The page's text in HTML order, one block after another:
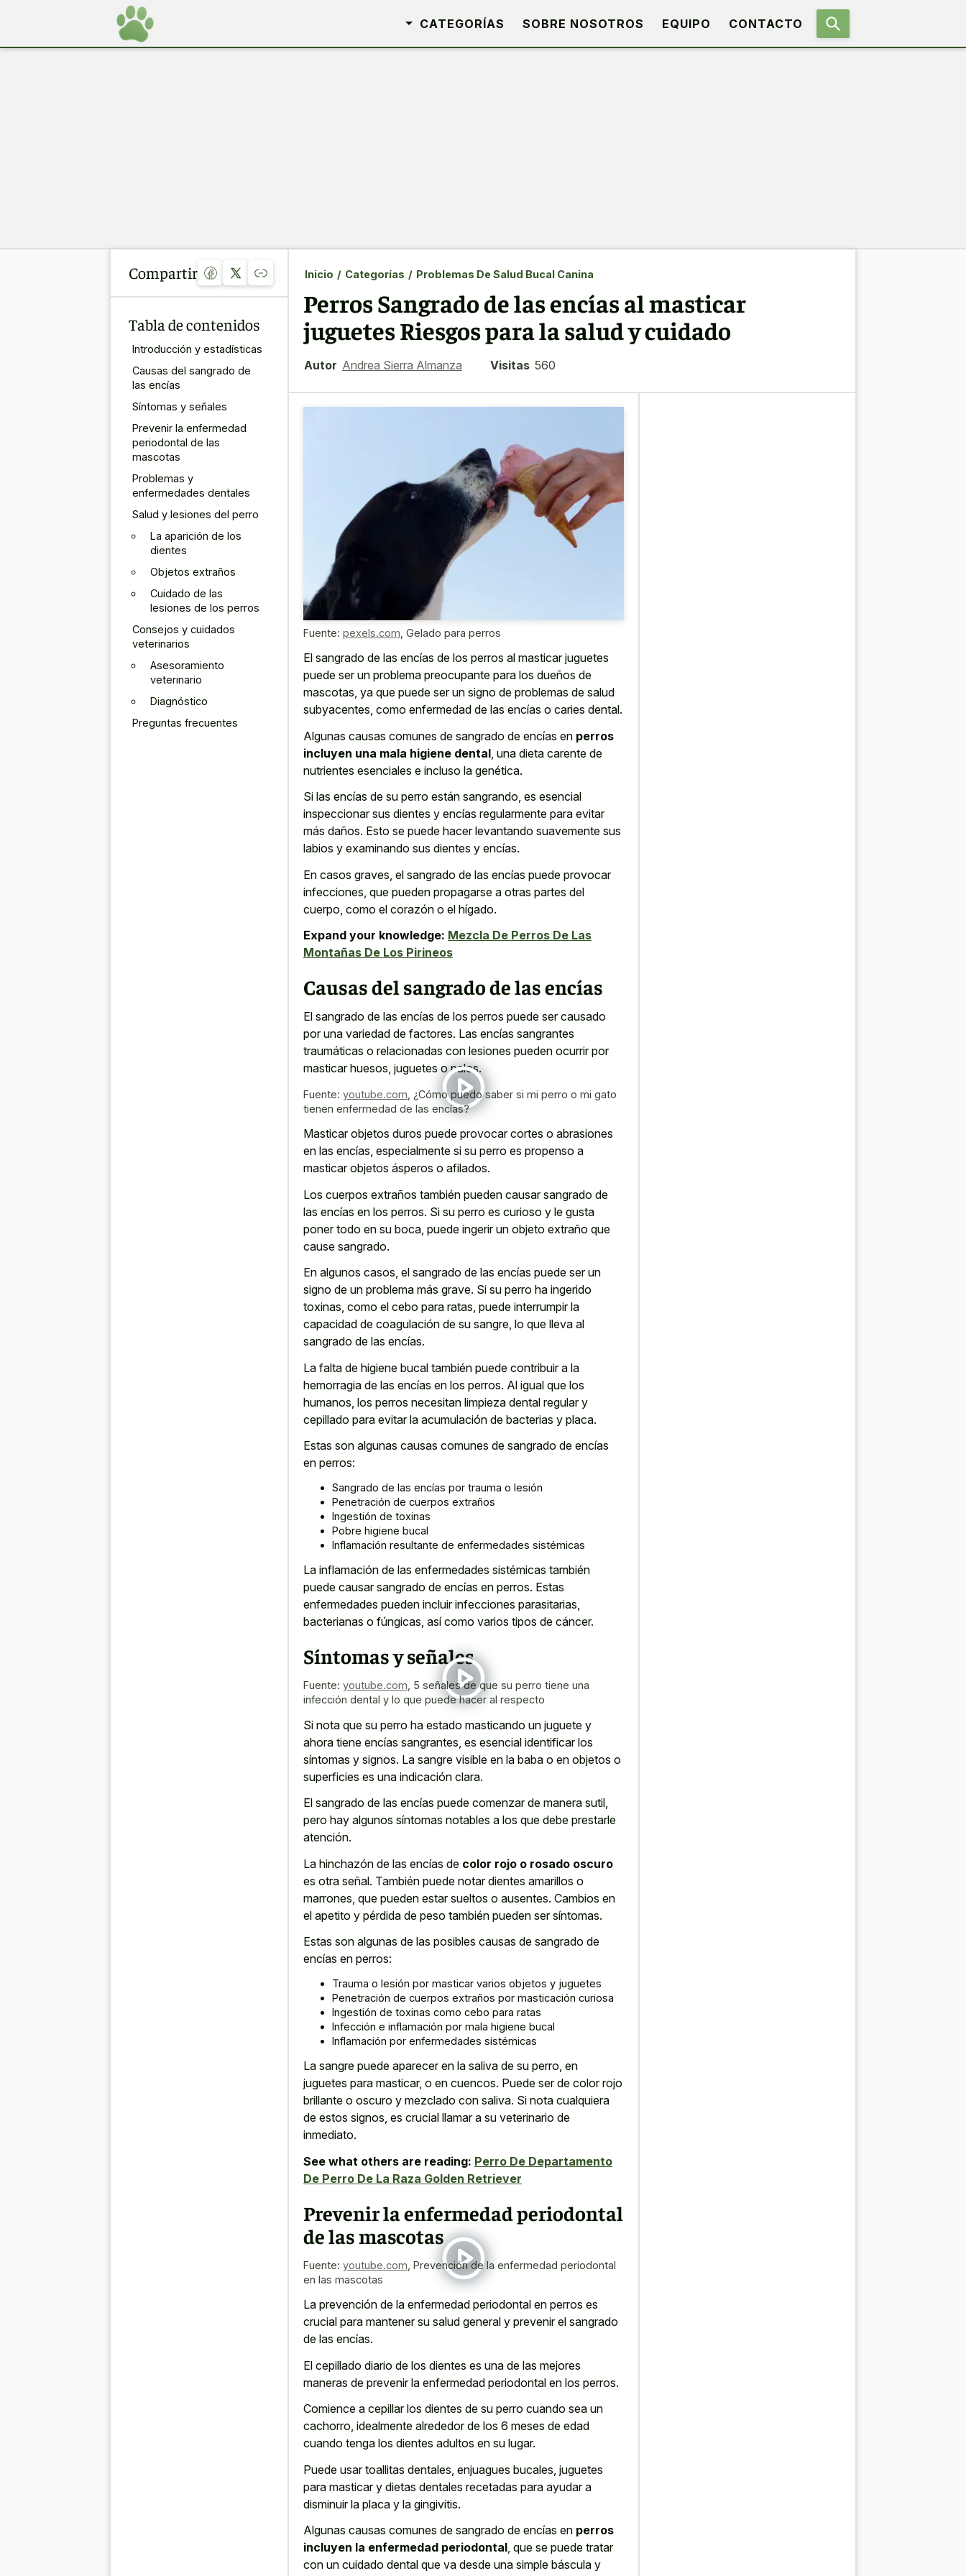
CATEGORÍAS SOBRE NOSOTROS EQUIPO CONTACTO
Compartir
Tabla de contenidos
Introducción y estadísticas
Causas del sangrado de
las encías
Síntomas y señales
Prevenir la enfermedad
periodontal de las
mascotas
Problemas y
enfermedades dentales
Salud y lesiones del perro
La aparición de los
dientes
Objetos extraños
Cuidado de las
lesiones de los perros
Consejos y cuidados
veterinarios
Asesoramiento
veterinario
Diagnóstico
Preguntas frecuentes
Inicio / Categorías / Problemas De Salud Bucal Canina
Perros Sangrado de las encías al masticar
juguetes Riesgos para la salud y cuidado
Autor Andrea Sierra Almanza Visitas 560
Fuente: pexels.com Gelado para perros
El sangrado de las encías de los perros al masticar juguetes
puede ser un problema preocupante para los dueños de
mascotas, ya que puede ser un signo de problemas de salud
subyacentes, como enfermedad de las encías o caries dental.
Algunas causas comunes de sangrado de encías en perros
incluyen una mala higiene dental , una dieta carente de
nutrientes esenciales e incluso la genética.
Si las encías de su perro están sangrando, es esencial
inspeccionar sus dientes y encías regularmente para evitar
más daños. Esto se puede hacer levantando suavemente sus
labios y examinando sus dientes y encías.
En casos graves, el sangrado de las encías puede provocar
infecciones, que pueden propagarse a otras partes del
cuerpo, como el corazón o el hígado.
Expand your knowledge: Mezcla De Perros De Las
Montañas De Los Pirineos
Causas del sangrado de las encías
El sangrado de las encías de los perros puede ser causado
por una variedad de factores. Las encías sangrantes
traumáticas o relacionadas con lesiones pueden ocurrir por
masticar huesos, juguetes o palos.
Fuente: youtube.com ¿Cómo puedo saber si mi perro o mi gato
tienen enfermedad de las encías?
Masticar objetos duros puede provocar cortes o abrasiones
en las encías, especialmente si su perro es propenso a
masticar objetos ásperos o afilados.
Los cuerpos extraños también pueden causar sangrado de
las encías en los perros. Si su perro es curioso y le gusta
poner todo en su boca, puede ingerir un objeto extraño que
cause sangrado.
En algunos casos, el sangrado de las encías puede ser un
signo de un problema más grave. Si su perro ha ingerido
toxinas, como el cebo para ratas, puede interrumpir la
capacidad de coagulación de su sangre, lo que lleva al
sangrado de las encías.
La falta de higiene bucal también puede contribuir a la
hemorragia de las encías en los perros. Al igual que los
humanos, los perros necesitan limpieza dental regular y
cepillado para evitar la acumulación de bacterias y placa.
Estas son algunas causas comunes de sangrado de encías
en perros:
Sangrado de las encías por trauma o lesión
Penetración de cuerpos extraños
Ingestión de toxinas
Pobre higiene bucal
Inflamación resultante de enfermedades sistémicas
La inflamación de las enfermedades sistémicas también
puede causar sangrado de encías en perros. Estas
enfermedades pueden incluir infecciones parasitarias,
bacterianas o fúngicas, así como varios tipos de cáncer.
Síntomas y señales
Fuente: youtube.com 5 señales de que su perro tiene una
infección dental y lo que puede hacer al respecto
Si nota que su perro ha estado masticando un juguete y
ahora tiene encías sangrantes, es esencial identificar los
síntomas y signos. La sangre visible en la baba o en objetos o
superficies es una indicación clara.
El sangrado de las encías puede comenzar de manera sutil,
pero hay algunos síntomas notables a los que debe prestarle
atención.
La hinchazón de las encías de color rojo o rosado oscuro
es otra señal. También puede notar dientes amarillos o
marrones, que pueden estar sueltos o ausentes. Cambios en
el apetito y pérdida de peso también pueden ser síntomas.
Estas son algunas de las posibles causas de sangrado de
encías en perros:
Trauma o lesión por masticar varios objetos y juguetes
Penetración de cuerpos extraños por masticación curiosa
Ingestión de toxinas como cebo para ratas
Infección e inflamación por mala higiene bucal
Inflamación por enfermedades sistémicas
La sangre puede aparecer en la saliva de su perro, en
juguetes para masticar, o en cuencos. Puede ser de color rojo
brillante o oscuro y mezclado con saliva. Si nota cualquiera
de estos signos, es crucial llamar a su veterinario de
inmediato.
See what others are reading: Perro De Departamento
De Perro De La Raza Golden Retriever
Prevenir la enfermedad periodontal
de las mascotas
Fuente: youtube.com Prevención de la enfermedad periodontal
en las mascotas
La prevención de la enfermedad periodontal en perros es
crucial para mantener su salud general y prevenir el sangrado
de las encías.
El cepillado diario de los dientes es una de las mejores
maneras de prevenir la enfermedad periodontal en los perros.
Comience a cepillar los dientes de su perro cuando sea un
cachorro, idealmente alrededor de los 6 meses de edad
cuando tenga los dientes adultos en su lugar.
Puede usar toallitas dentales, enjuagues bucales, juguetes
para masticar y dietas dentales recetadas para ayudar a
disminuir la placa y la gingivitis.
Algunas causas comunes de sangrado de encías en perros
incluyen la enfermedad periodontal, que se puede tratar
con un cuidado dental que va desde una simple báscula y